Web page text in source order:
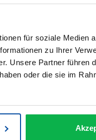
für soziale Medien
zu Ihrer
Unsere Partner führen
oder die sie im